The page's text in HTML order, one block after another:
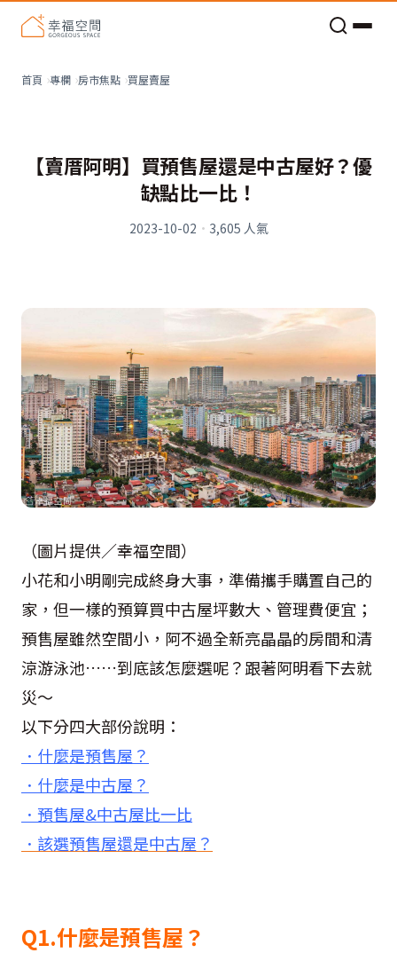
首頁 專欄 房市焦點 買屋賣屋
【賣厝阿明】買預售屋還是中古屋好？優
缺點比一比！
2023-10-02 · 3,605 人氣
（圖片提供／幸福空間）
小花和小明剛完成終身大事，準備攜手購置自己的
家，但一樣的預算買中古屋坪數大、管理費便宜；
預售屋雖然空間小，阿不過全新亮晶晶的房間和清
涼游泳池……到底該怎麼選呢？跟著阿明看下去就
災～
以下分四大部份說明：
．什麼是預售屋？
．什麼是中古屋？
．預售屋&中古屋比一比
．該選預售屋還是中古屋？
Q1.什麼是預售屋？